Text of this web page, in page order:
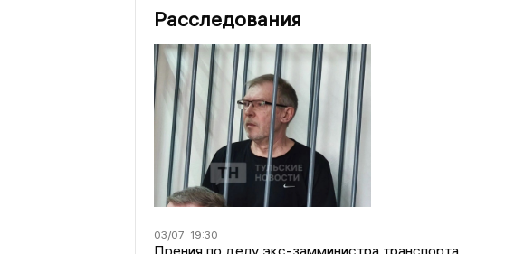
Расследования
03/07 19:30
Прения по делу экс-замминистра транспорта